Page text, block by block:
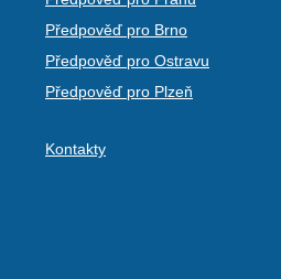
Předpověď pro Brno
Předpověď pro Ostravu
Předpověď pro Plzeň
Kontakty